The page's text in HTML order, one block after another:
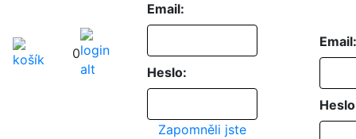
0
Email:
Heslo:
Zapomněli jste
Email: